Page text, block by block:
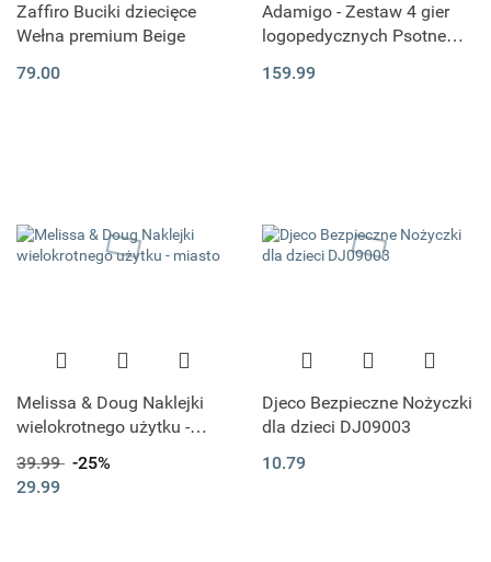
Zaffiro Buciki dziecięce
Wełna premium Beige
79.00
Adamigo - Zestaw 4 gier
logopedycznych Psotne
159.99
Melissa & Doug Naklejki
wielokrotnego użytku -
39.99 -25%
29.99
Djeco Bezpieczne Nożyczki
dla dzieci DJ09003
10.79